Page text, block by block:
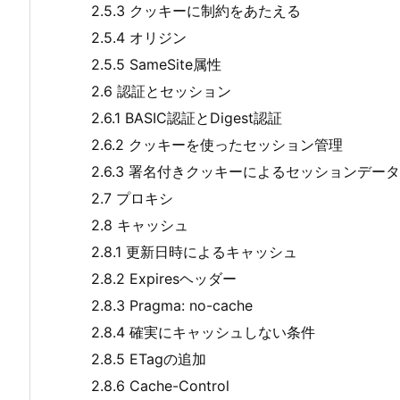
2.5.3 クッキーに制約をあたえる
2.5.4 オリジン
2.5.5 SameSite属性
2.6 認証とセッション
2.6.1 BASIC認証とDigest認証
2.6.2 クッキーを使ったセッション管理
2.6.3 署名付きクッキーによるセッションデー
2.7 プロキシ
2.8 キャッシュ
2.8.1 更新日時によるキャッシュ
2.8.2 Expiresヘッダー
2.8.3 Pragma: no-cache
2.8.4 確実にキャッシュしない条件
2.8.5 ETagの追加
2.8.6 Cache-Control